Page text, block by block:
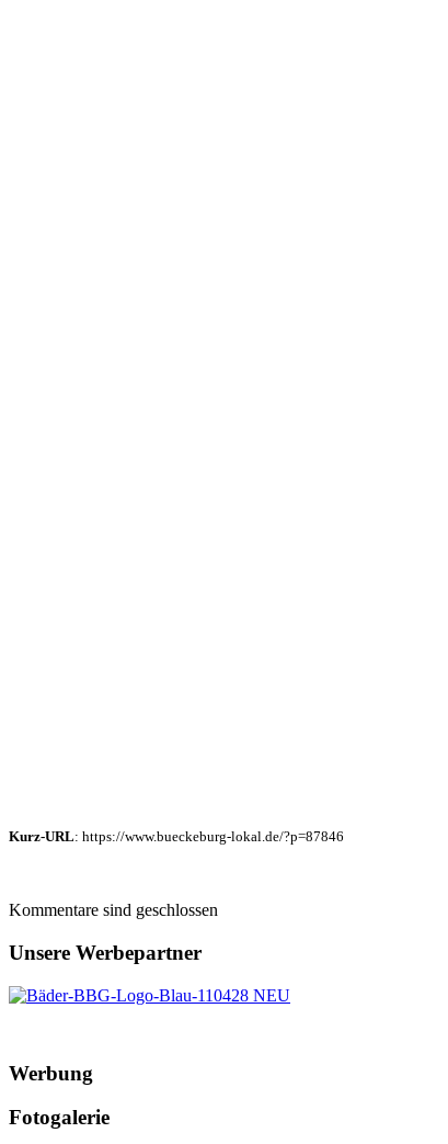
Kurz-URL: https://www.bueckeburg-lokal.de/?p=87846
Kommentare sind geschlossen
Unsere Werbepartner
Werbung
Fotogalerie